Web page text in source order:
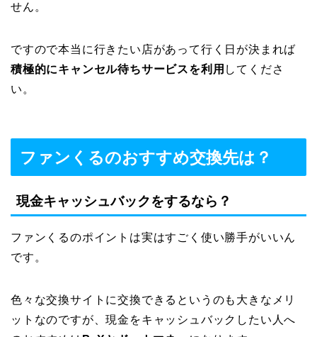
せん。
ですので本当に行きたい店があって行く日が決まれば
積極的にキャンセル待ちサービスを利用 してくださ
い。
ファンくるのおすすめ交換先は？
現金キャッシュバックをするなら？
ファンくるのポイントは実はすごく使い勝手がいいん
です。
色々な交換サイトに交換できるというのも大きなメリ
ットなのですが、現金をキャッシュバックしたい人へ